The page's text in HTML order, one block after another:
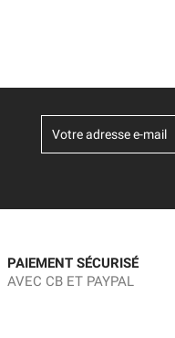
PAIEMENT SÉCURISÉ
AVEC CB ET PAYPAL